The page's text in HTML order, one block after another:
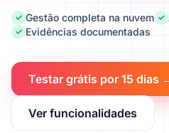
✓ Gestão completa na nuvem ✓
✓ Evidências documentadas
Testar grátis por 15 dias
Ver funcionalidades